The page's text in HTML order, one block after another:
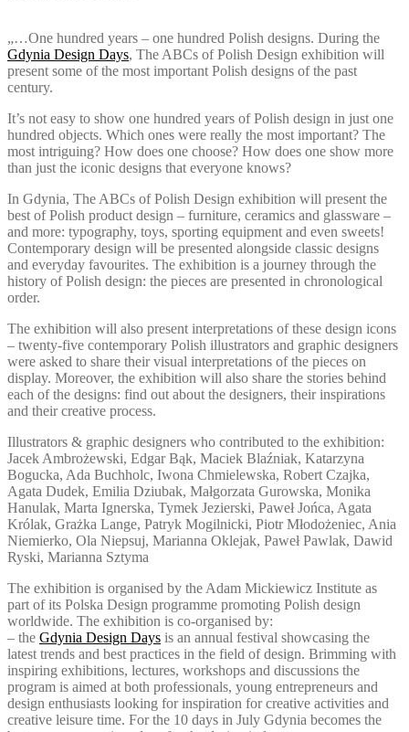
„…One hundred years – one hundred Polish designs. During the
Gdynia Design Days, The ABCs of Polish Design exhibition will
present some of the most important Polish designs of the past
century.
It’s not easy to show one hundred years of Polish design in just one
hundred objects. Which ones were really the most important? The
most intriguing? How does one choose? How does one show more
than just the iconic designs that everyone knows?
In Gdynia, The ABCs of Polish Design exhibition will present the
best of Polish product design – furniture, ceramics and glassware –
and more: typography, toys, sporting equipment and even sweets!
Contemporary design will be presented alongside classic designs
and everyday favourites. The exhibition is a journey through the
history of Polish design: the pieces are presented in chronological
order.
The exhibition will also present interpretations of these design icons
– twenty-five contemporary Polish illustrators and graphic designers
were asked to share their visual interpretations of the pieces on
display. Moreover, the exhibition will also share the stories behind
each of the designs: find out about the designers, their inspirations
and their creative process.
Illustrators & graphic designers who contributed to the exhibition:
Jacek Ambrożewski, Edgar Bąk, Maciek Blaźniak, Katarzyna
Bogucka, Ada Buchholc, Iwona Chmielewska, Robert Czajka,
Agata Dudek, Emilia Dziubak, Małgorzata Gurowska, Monika
Hanulak, Marta Ignerska, Tymek Jezierski, Paweł Jońca, Agata
Królak, Grażka Lange, Patryk Mogilnicki, Piotr Młodożeniec, Ania
Niemierko, Ola Niepsuj, Marianna Oklejak, Paweł Pawlak, Dawid
Ryski, Marianna Sztyma
The exhibition is organised by the Adam Mickiewicz Institute as
part of its Polska Design programme promoting Polish design
worldwide. The exhibition is co-organised by:
– the Gdynia Design Days is an annual festival showcasing the
latest trends and best practices in the field of design. Brimming with
inspiring exhibitions, lectures, workshops and discussions the
program is aimed at both professionals, young entrepreneurs and
design enthusiasts looking for inspiration for creative activities and
creative leisure time. For the 10 days in July Gdynia becomes the